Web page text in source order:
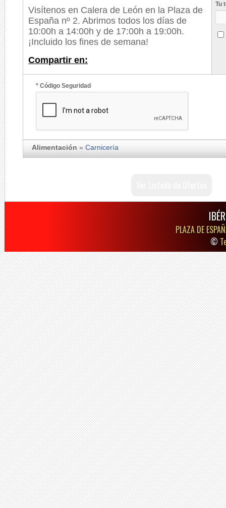
Visítenos en Calera de León en la Plaza de
España nº 2. Abrimos todos los días de
10:00h a 14:00h y de 17:00h a 19:00h.
¡Incluido los fines de semana!
Compartir en:
Tu
* Código Seguridad
Alimentación » Carnicería
PLAZA DE
©